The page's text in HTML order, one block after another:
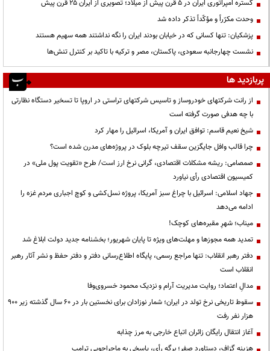
گستره امپراتوری ایران در ۵ قرن پیش از میلاد؛ تصویری از ایران ۲۵ قرن پیش
وحدت مکرّراً و مؤکّداً تذکر داده شد
پزشکیان: تنها کسانی که در خیابان بودند ایران را نگه نداشتند همه سهیم هستند
نشست چهارجانبه سعودی، پاکستان، مصر و ترکیه با تاکید بر کنترل تنش‌ها
پربازدید ها
از رانت‌ شرکتهای خودروساز و تاسیس شرکتهای تراستی در اروپا تا تسخیر دستگاه نظارتی
با چه هدفی صورت گرفته است
شیخ نعیم قاسم: توافق ایران و آمریکا، اسرائیل را مهار کرد
چرا قالب وافل جایگزین سقف تیرچه بلوک در پروژه‌های مدرن شده است؟
صمصامی: ریشه مشکلات اقتصادی، گرانی نرخ ارز است/ طرح «تقویت پول ملی» در
کمیسیون اقتصادی رأی نیاورد
جهاد اسلامی: اسرائیل با چراغ سبز آمریکا، پروژه نسل‌کشی و کوچ اجباری مردم غزه را
ادامه می‌دهد
میناب؛ شهرِ مقبره‌های کوچک!
تمدید همه مجوزها و مهلت‌های ویژه تا پایان شهریور؛ بخشنامه جدید دولت ابلاغ شد
دفتر رهبر انقلاب: تنها مراجع رسمی، پایگاه اطلاع‌رسانی دفتر و دفتر حفظ و نشر آثار رهبر
انقلاب است
مدالِ اعتماد؛ روایت مدیریت آرام و نزدیک محمود خسروی‌وفا
سقوط تاریخی نرخ تولد در ایران؛ شمار نوزادان برای نخستین بار در ۶۰ سال گذشته زیر ۹۰۰
هزار نفر رفت
آغاز انتقال رایگان زائران اتباع خارجی به مرز چذابه
هزینه گزاف، دستاورد صفر؛ برگه رأی، پاسخی به ماجراجویی ترامپ